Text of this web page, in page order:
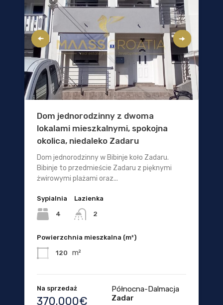
Dom jednorodzinny z dwoma
lokalami mieszkalnymi, spokojna
okolica, niedaleko Zadaru
Dom jednorodzinny w Bibinje koło Zadaru.
Bibinje to przedmieście Zadaru z pięknymi
żwirowymi plażami oraz...
Sypialnia
4
Lazienka
2
Powierzchnia mieszkalna (m²)
120 m²
Na sprzedaż
370.000€
Północna-Dalmacja
Zadar